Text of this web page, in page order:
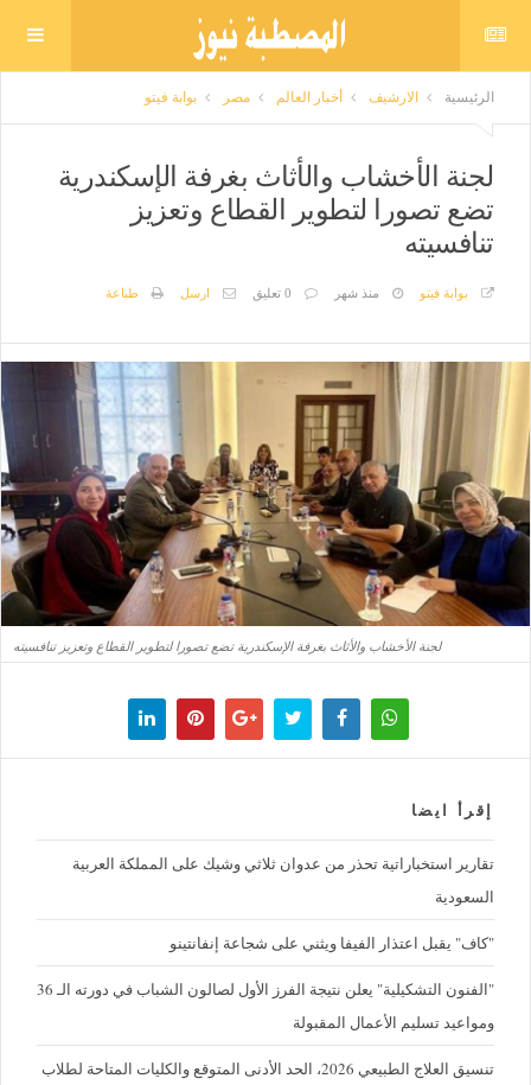
الرئيسية الارشيف أخبار العالم مصر بوابة فيتو
لجنة الأخشاب والأثاث بغرفة الإسكندرية
تضع تصورا لتطوير القطاع وتعزيز
تنافسيته
بوابة فيتو منذ شهر 0 تعليق ارسل طباعة
لجنة الأخشاب والأثاث بغرفة الإسكندرية تضع تصورا لتطوير القطاع وتعزيز تنافسيته
إقرأ ايضا
تقارير استخباراتية تحذر من عدوان ثلاثي وشيك على المملكة العربية
السعودية
"كاف" يقبل اعتذار الفيفا ويثني على شجاعة إنفانتينو
"الفنون التشكيلية" يعلن نتيجة الفرز الأول لصالون الشباب في دورته الـ 36
ومواعيد تسليم الأعمال المقبولة
تنسيق العلاج الطبيعي 2026، الحد الأدنى المتوقع والكليات المتاحة لطلاب